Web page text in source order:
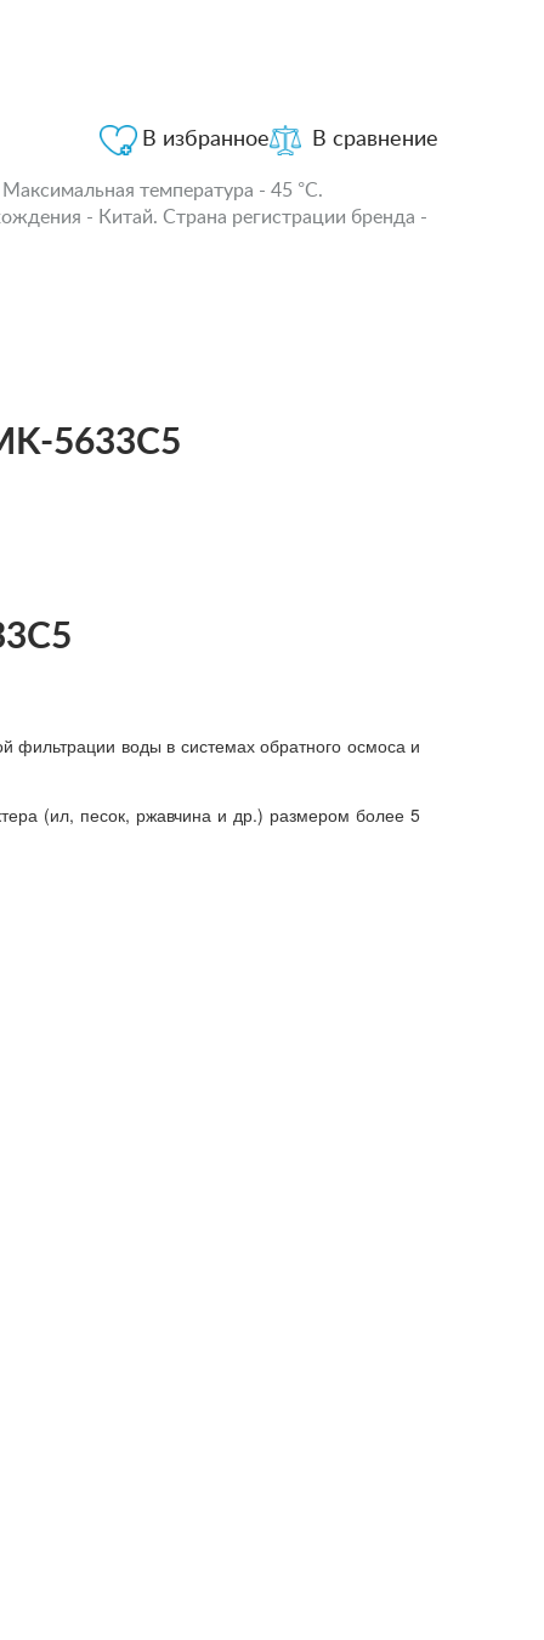
В сравнение
В избранное
температура - 45 °С.
- Китай. Страна регистрации бренда -
5633C5
фильтрации воды в системах обратного осмоса и
(ил, песок, ржавчина и др.) размером более 5